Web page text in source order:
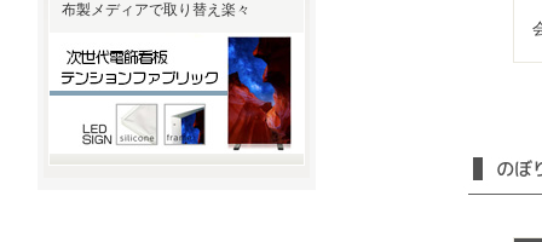
布製メディアで取り替え楽々